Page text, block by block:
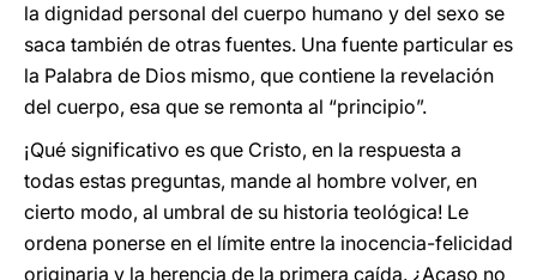
la dignidad personal del cuerpo humano y del sexo se
saca también de otras fuentes. Una fuente particular es
la Palabra de Dios mismo, que contiene la revelación
del cuerpo, esa que se remonta al “principio”.
¡Qué significativo es que Cristo, en la respuesta a
todas estas preguntas, mande al hombre volver, en
cierto modo, al umbral de su historia teológica! Le
ordena ponerse en el límite entre la inocencia-felicidad
originaria y la herencia de la primera caída. ¿Acaso no